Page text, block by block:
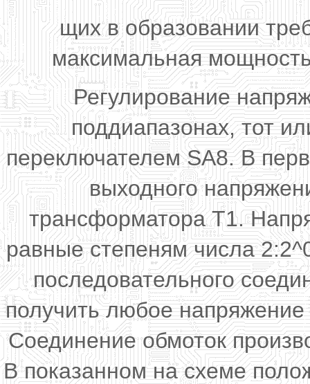
щих в образовании
максимальная
Регулирование
поддиапазонах, тот
переключателем SA8. В
выходного
трансформатора Т1.
равные степеням числа
последовательного
получить любое
Соединение обмоток
В показанном на схеме